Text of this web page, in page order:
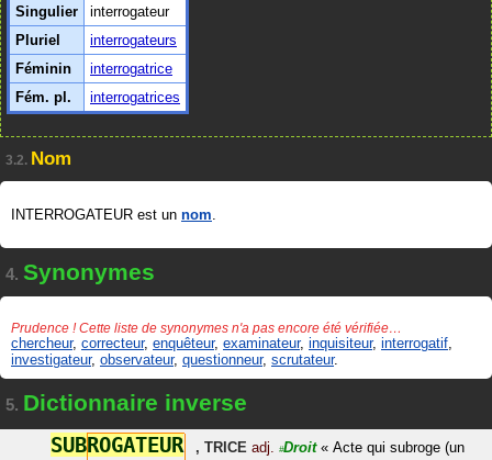
Singulier
interrogateur
Pluriel
interrogateurs
Féminin
interrogatrice
Fém. pl.
interrogatrices
3.2. Nom
INTERROGATEUR est un nom.
4. Synonymes
Prudence ! Cette liste de synonymes n'a pas encore été vérifiée…
chercheur, correcteur, enquêteur, examinateur, inquisiteur, interrogatif
investigateur, observateur, questionneur, scrutateur.
5. Dictionnaire inverse
SUBROGATEUR , TRICE adj. #Droit « Acte qui subroge (un